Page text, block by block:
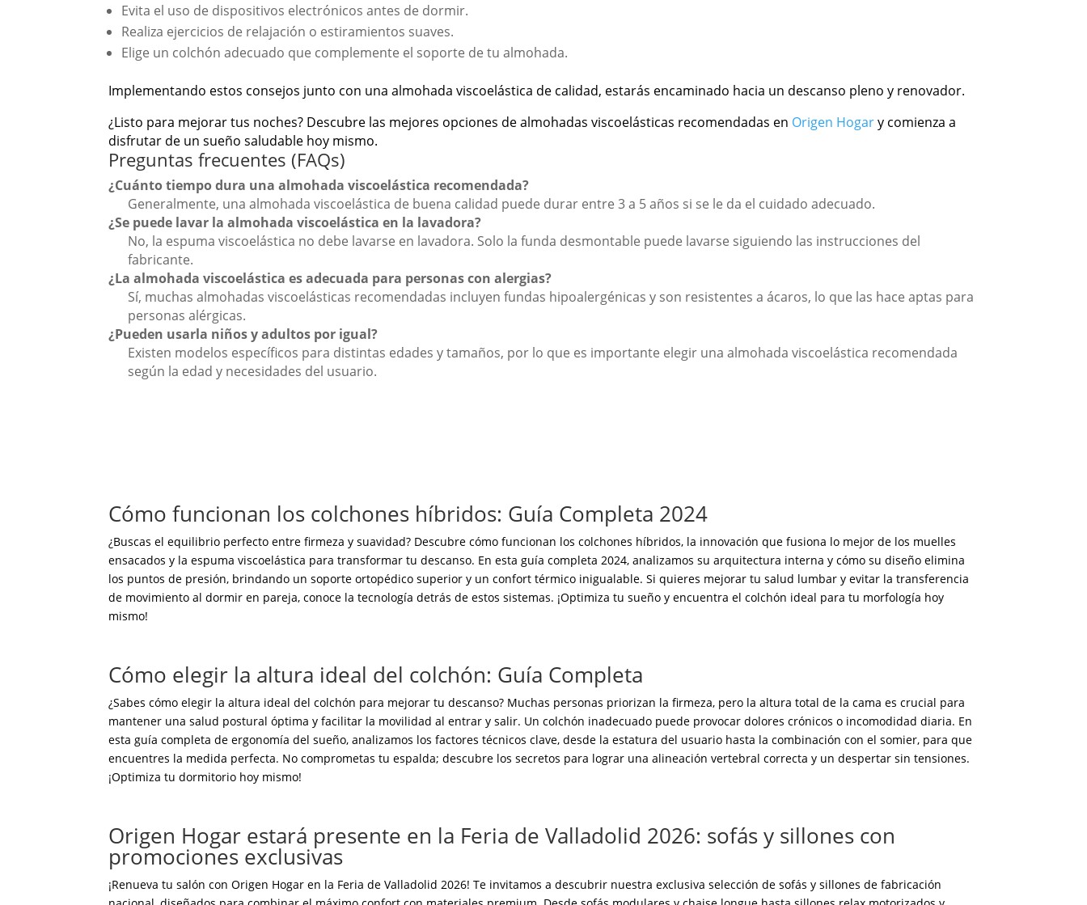
Evita el uso de dispositivos electrónicos antes de dormir.
Realiza ejercicios de relajación o estiramientos suaves.
Elige un colchón adecuado que complemente el soporte de tu almohada.
Implementando estos consejos junto con una almohada viscoelástica de calidad, estarás encaminado hacia un descanso pleno y renovador.
¿Listo para mejorar tus noches? Descubre las mejores opciones de almohadas viscoelásticas recomendadas en Origen Hogary comienza a
disfrutar de un sueño saludable hoy mismo.
Preguntas frecuentes (FAQs)
¿Cuánto tiempo dura una almohada viscoelástica recomendada?
Generalmente, una almohada viscoelástica de buena calidad puede durar entre 3 a 5 años si se le da el cuidado adecuado.
¿Se puede lavar la almohada viscoelástica en la lavadora?
No, la espuma viscoelástica no debe lavarse en lavadora. Solo la funda desmontable puede lavarse siguiendo las instrucciones del
fabricante.
¿La almohada viscoelástica es adecuada para personas con alergias?
Sí, muchas almohadas viscoelásticas recomendadas incluyen fundas hipoalergénicas y son resistentes a ácaros, lo que las hace aptas para
personas alérgicas.
¿Pueden usarla niños y adultos por igual?
Existen modelos específicos para distintas edades y tamaños, por lo que es importante elegir una almohada viscoelástica recomendada
según la edad y necesidades del usuario.
Cómo funcionan los colchones híbridos: Guía Completa 2024
¿Buscas el equilibrio perfecto entre firmeza y suavidad? Descubre cómo funcionan los colchones híbridos, la innovación que fusiona lo mejor de los muelles
ensacados y la espuma viscoelástica para transformar tu descanso. En esta guía completa 2024, analizamos su arquitectura interna y cómo su diseño elimina
los puntos de presión, brindando un soporte ortopédico superior y un confort térmico inigualable. Si quieres mejorar tu salud lumbar y evitar la transferencia
de movimiento al dormir en pareja, conoce la tecnología detrás de estos sistemas. ¡Optimiza tu sueño y encuentra el colchón ideal para tu morfología hoy
mismo!
Cómo elegir la altura ideal del colchón: Guía Completa
¿Sabes cómo elegir la altura ideal del colchón para mejorar tu descanso? Muchas personas priorizan la firmeza, pero la altura total de la cama es crucial para
mantener una salud postural óptima y facilitar la movilidad al entrar y salir. Un colchón inadecuado puede provocar dolores crónicos o incomodidad diaria. En
esta guía completa de ergonomía del sueño, analizamos los factores técnicos clave, desde la estatura del usuario hasta la combinación con el somier, para que
encuentres la medida perfecta. No comprometas tu espalda; descubre los secretos para lograr una alineación vertebral correcta y un despertar sin tensiones.
¡Optimiza tu dormitorio hoy mismo!
Origen Hogar estará presente en la Feria de Valladolid 2026: sofás y sillones con
promociones exclusivas
¡Renueva tu salón con Origen Hogar en la Feria de Valladolid 2026! Te invitamos a descubrir nuestra exclusiva selección de sofás y sillones de fabricación